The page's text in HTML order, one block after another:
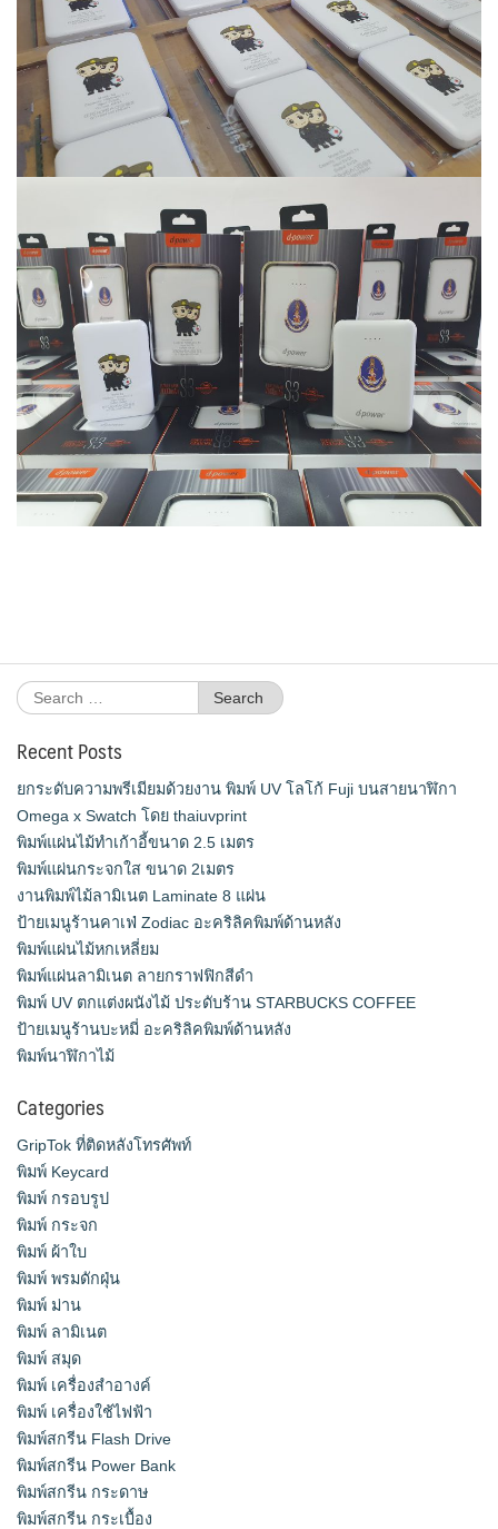
Search
for:
Recent Posts
ยกระดับความพรีเมียมด้วยงาน พิมพ์ UV โลโก้ Fuji บนสายนาฬิกา
Omega x Swatch โดย thaiuvprint
พิมพ์แผ่นไม้ทำเก้าอี้ขนาด 2.5 เมตร
พิมพ์แผ่นกระจกใส ขนาด 2เมตร
งานพิมพ์ไม้ลามิเนต Laminate 8 แผ่น
ป้ายเมนูร้านคาเฟ่ Zodiac อะคริลิคพิมพ์ด้านหลัง
พิมพ์แผ่นไม้หกเหลี่ยม
พิมพ์แผ่นลามิเนต ลายกราฟฟิกสีดำ
พิมพ์ UV ตกแต่งผนังไม้ ประดับร้าน STARBUCKS COFFEE
ป้ายเมนูร้านบะหมี่ อะคริลิคพิมพ์ด้านหลัง
พิมพ์นาฬิกาไม้
Categories
GripTok ที่ติดหลังโทรศัพท์
พิมพ์ Keycard
พิมพ์ กรอบรูป
พิมพ์ กระจก
พิมพ์ ผ้าใบ
พิมพ์ พรมดักฝุ่น
พิมพ์ ม่าน
พิมพ์ ลามิเนต
พิมพ์ สมุด
พิมพ์ เครื่องสําอางค์
พิมพ์ เครื่องใช้ไฟฟ้า
พิมพ์สกรีน Flash Drive
พิมพ์สกรีน Power Bank
พิมพ์สกรีน กระดาษ
พิมพ์สกรีน กระเบื้อง